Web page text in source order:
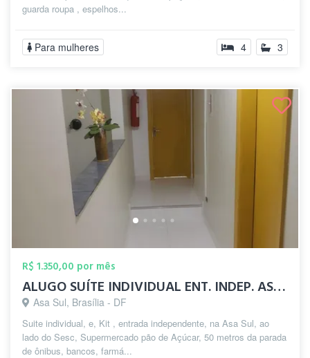
guarda roupa , espelhos...
Para mulheres 4 3
R$ 1.350,00 por mês
ALUGO SUÍTE INDIVIDUAL ENT. INDEP. ASA S...
Asa Sul, Brasília - DF
Suite individual, e, Kit , entrada independente, na Asa Sul, ao
lado do Sesc, Supermercado pão de Açúcar, 50 metros da parada
de ônibus, bancos, farmá...